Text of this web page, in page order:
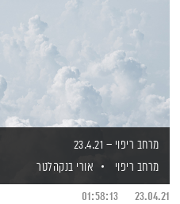
מרחב ריפוי – 23.4.21
מרחב ריפוי
אורי בנקהלטר
23.04.21
01:58:13